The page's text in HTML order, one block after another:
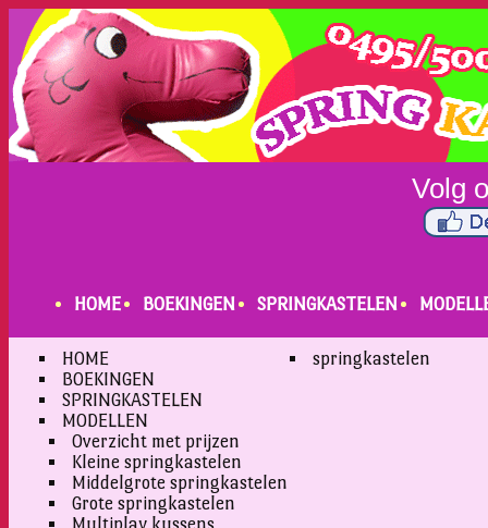
HOME BOEKINGEN SPRINGKASTELEN
HOME
BOEKINGEN
SPRINGKASTELEN
MODELLEN
Overzicht met prijzen
Kleine springkastelen
Middelgrote springkastelen
Grote springkastelen
springkastelen